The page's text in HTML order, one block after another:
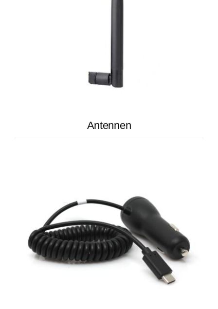
Antennen